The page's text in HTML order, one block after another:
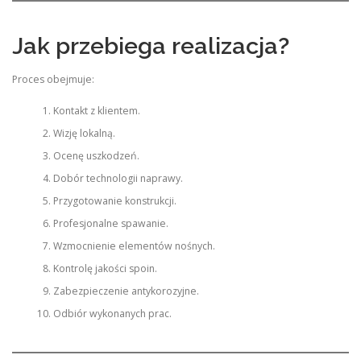
Jak przebiega realizacja?
Proces obejmuje:
Kontakt z klientem.
Wizję lokalną.
Ocenę uszkodzeń.
Dobór technologii naprawy.
Przygotowanie konstrukcji.
Profesjonalne spawanie.
Wzmocnienie elementów nośnych.
Kontrolę jakości spoin.
Zabezpieczenie antykorozyjne.
Odbiór wykonanych prac.